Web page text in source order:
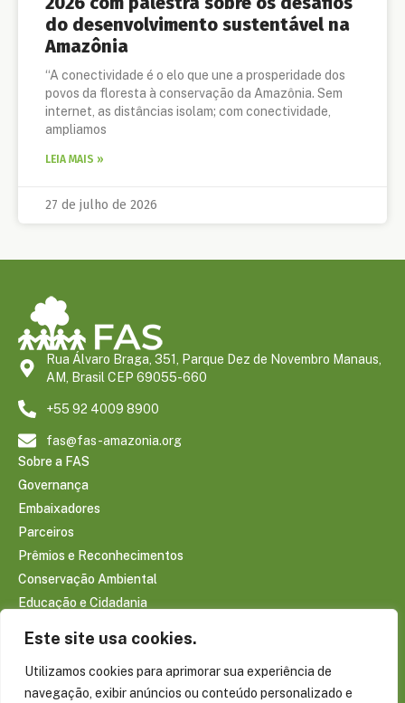
Este site usa cookies.
Utilizamos cookies para aprimorar sua experiência de
navegação, exibir anúncios ou conteúdo personalizado e
do desenvolvimento sustentável na
Amazônia
“A conectividade é o elo que une a prosperidade dos
povos da floresta à conservação da Amazônia. Sem
internet, as distâncias isolam; com conectividade,
ampliamos
LEIA MAIS »
27 de julho de 2026
Rua Álvaro Braga, 351, Parque Dez de Novembro Manaus,
AM, Brasil CEP 69055-660
+55 92 4009 8900
fas@fas-amazonia.org
Sobre a FAS
Governança
Embaixadores
Parceiros
Prêmios e Reconhecimentos
Conservação Ambiental
Educação e Cidadania
Saúde e Bem-estar
Sociobioeconomia Amazônica
CONTEÚDOS